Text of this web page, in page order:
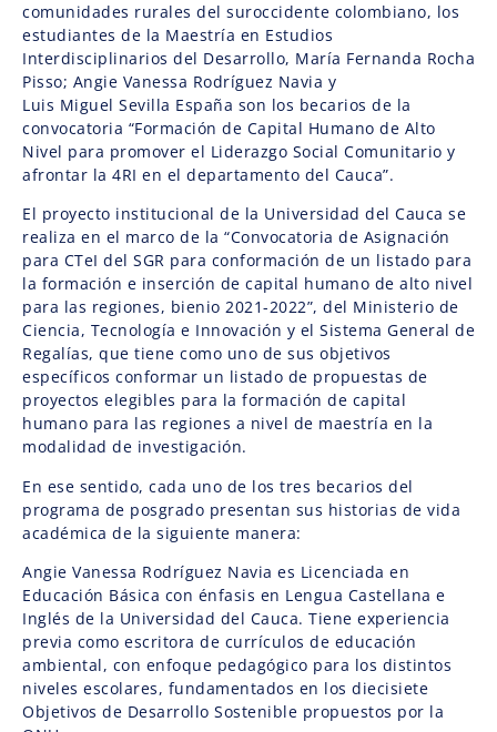
comunidades rurales del suroccidente colombiano, los
estudiantes de la Maestría en Estudios
Interdisciplinarios del Desarrollo, María Fernanda Rocha
Pisso; Angie Vanessa Rodríguez Navia y
Luis Miguel Sevilla España son los becarios de la
convocatoria “Formación de Capital Humano de Alto
Nivel para promover el Liderazgo Social Comunitario y
afrontar la 4RI en el departamento del Cauca”.
El proyecto institucional de la Universidad del Cauca se
realiza en el marco de la “Convocatoria de Asignación
para CTeI del SGR para conformación de un listado para
la formación e inserción de capital humano de alto nivel
para las regiones, bienio 2021-2022”, del Ministerio de
Ciencia, Tecnología e Innovación y el Sistema General de
Regalías, que tiene como uno de sus objetivos
específicos conformar un listado de propuestas de
proyectos elegibles para la formación de capital
humano para las regiones a nivel de maestría en la
modalidad de investigación.
En ese sentido, cada uno de los tres becarios del
programa de posgrado presentan sus historias de vida
académica de la siguiente manera:
Angie Vanessa Rodríguez Navia es Licenciada en
Educación Básica con énfasis en Lengua Castellana e
Inglés de la Universidad del Cauca. Tiene experiencia
previa como escritora de currículos de educación
ambiental, con enfoque pedagógico para los distintos
niveles escolares, fundamentados en los diecisiete
Objetivos de Desarrollo Sostenible propuestos por la